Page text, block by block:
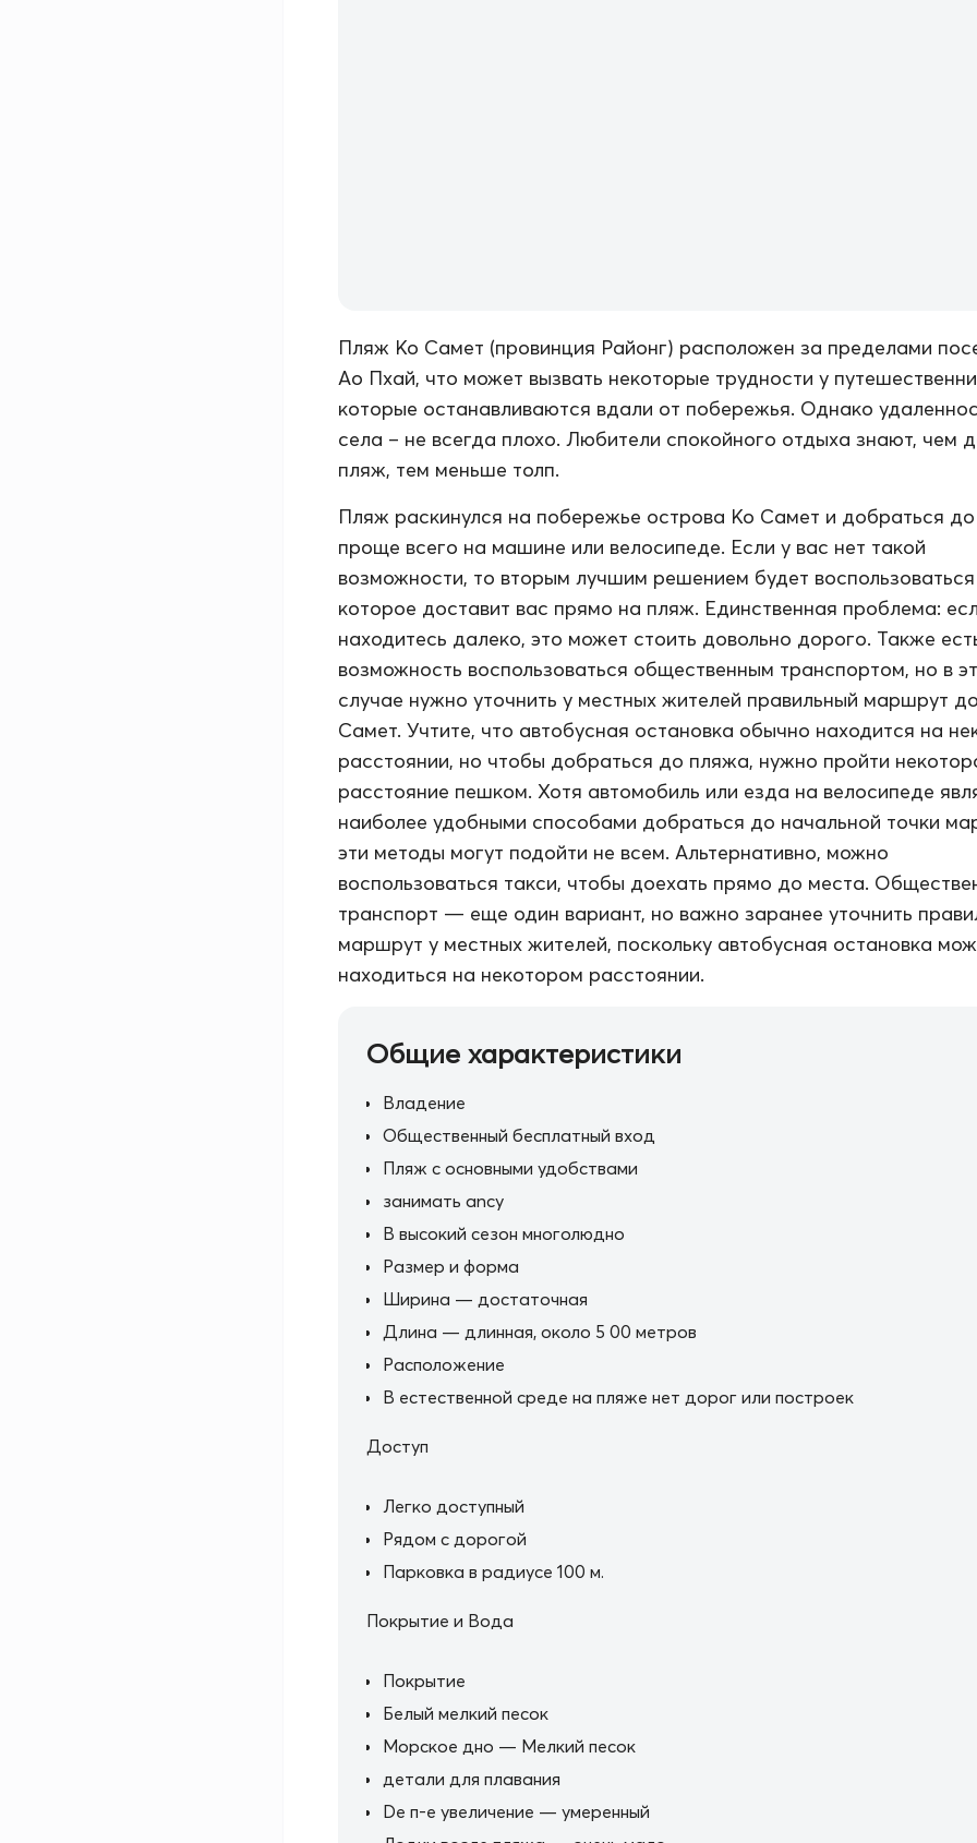
Пляж Ко Самет (провинция Районг) расположен за пределами
Ао Пхай, что может вызвать некоторые трудности у
которые останавливаются вдали от побережья. Однако
села – не всегда плохо. Любители спокойного отдыха знают, чем
пляж, тем меньше толп.
Пляж раскинулся на побережье острова Ко Самет и добраться до
проще всего на машине или велосипеде. Если у вас нет такой
возможности, то вторым лучшим решением будет воспользоваться
которое доставит вас прямо на пляж. Единственная проблема:
находитесь далеко, это может стоить довольно дорого. Также
возможность воспользоваться общественным транспортом, но в
случае нужно уточнить у местных жителей правильный маршрут
Самет. Учтите, что автобусная остановка обычно находится на
расстоянии, но чтобы добраться до пляжа, нужно пройти
расстояние пешком. Хотя автомобиль или езда на велосипеде
наиболее удобными способами добраться до начальной точки
эти методы могут подойти не всем. Альтернативно, можно
воспользоваться такси, чтобы доехать прямо до места.
транспорт — еще один вариант, но важно заранее уточнить
маршрут у местных жителей, поскольку автобусная остановка
находиться на некотором расстоянии.
Общие характеристики
Владение
Общественный бесплатный вход
Пляж с основными удобствами
занимать ancy
В высокий сезон многолюдно
Размер и форма
Ширина — достаточная
Длина — длинная, около 5 00 метров
Расположение
В естественной среде на пляже нет дорог или построек
Доступ
Легко доступный
Рядом с дорогой
Парковка в радиусе 100 м.
Покрытие и Вода
Покрытие
Белый мелкий песок
Морское дно — Мелкий песок
детали для плавания
De п-е увеличение — умеренный